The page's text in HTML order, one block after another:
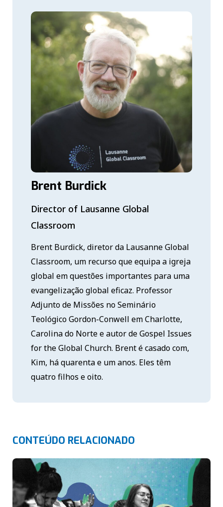
Brent Burdick
Director of Lausanne Global
Classroom
Brent Burdick, diretor da Lausanne Global
Classroom, um recurso que equipa a igreja
global em questões importantes para uma
evangelização global eficaz. Professor
Adjunto de Missões no Seminário
Teológico Gordon-Conwell em Charlotte,
Carolina do Norte e autor de Gospel Issues
for the Global Church. Brent é casado com,
Kim, há quarenta e um anos. Eles têm
quatro filhos e oito.
CONTEÚDO RELACIONADO